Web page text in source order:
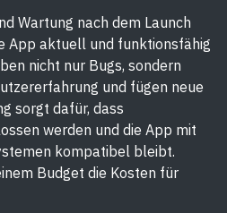
Wartung nach dem Launch
App aktuell und funktionsfähig
nicht nur Bugs, sondern
und fügen neue
sorgt dafür, dass
werden und die App mit
kompatibel bleibt.
Budget die Kosten für